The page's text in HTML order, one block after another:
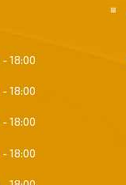
18:00
18:00
18:00
18:00